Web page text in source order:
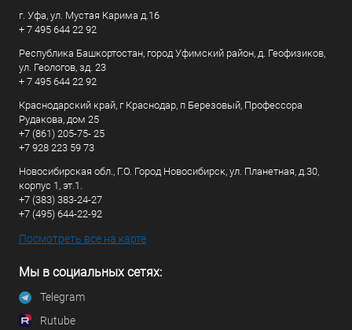
г. Уфа, ул. Мустая Карима д.16
+ 7 495 644 22 92
Республика Башкортостан, город Уфимский район, д. Геофизиков,
ул. Геологов, зд. 23
+ 7 495 644 22 92
Краснодарский край, г Краснодар, п Березовый, Профессора
Рудакова, дом 25
+7 (861) 205-75- 25
+7 928 223 59 73
Новосибирская обл., Г.О. Город Новосибирск, ул. Планетная, д.30,
корпус 1, эт.1.
+7 (383) 383-24-27
+7 (495) 644-22-92
Посмотреть все на карте
Мы в социальных сетях:
Telegram
Rutube